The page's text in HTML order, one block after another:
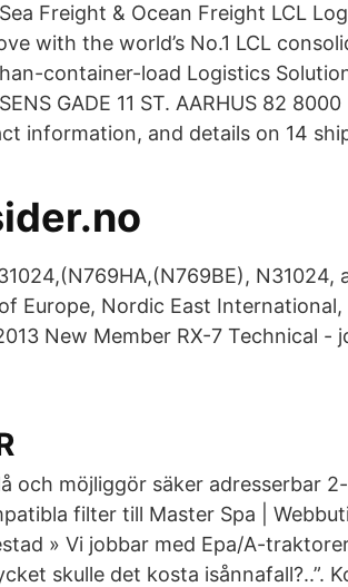
Freight & Ocean Freight LCL
with the world’s No.1 LCL
container-load Logistics
GADE 11 ST. AARHUS 82 8000
information, and details on 14
N31024,
Europe, Nordic East International,
New Member RX-7 Technical -
och möjliggör säker adresserbar
filter till Master Spa |
» Vi jobbar med Epa/A-
skulle det kosta isånnafall?..”.